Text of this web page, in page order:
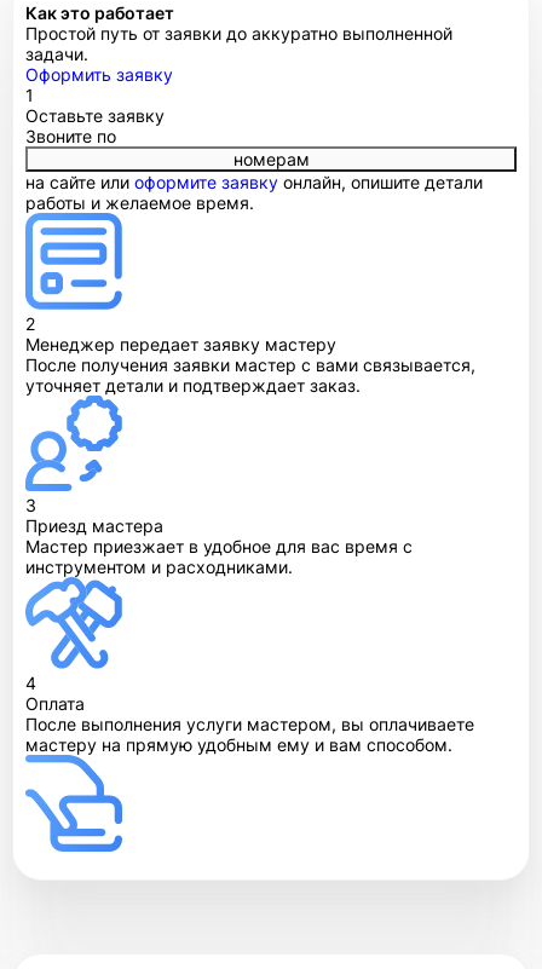
Как это работает
Простой путь от заявки до аккуратно выполненной
задачи.
Оформить заявку
1
Оставьте заявку
Звоните по
номерам
на сайте или оформите заявку онлайн, опишите детали
работы и желаемое время.
2
Менеджер передает заявку мастеру
После получения заявки мастер с вами связывается,
уточняет детали и подтверждает заказ.
3
Приезд мастера
Мастер приезжает в удобное для вас время с
инструментом и расходниками.
4
Оплата
После выполнения услуги мастером, вы оплачиваете
мастеру на прямую удобным ему и вам способом.